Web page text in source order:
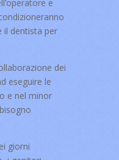
e
il dentista per
dei
eseguire le
e nel minor
giorni